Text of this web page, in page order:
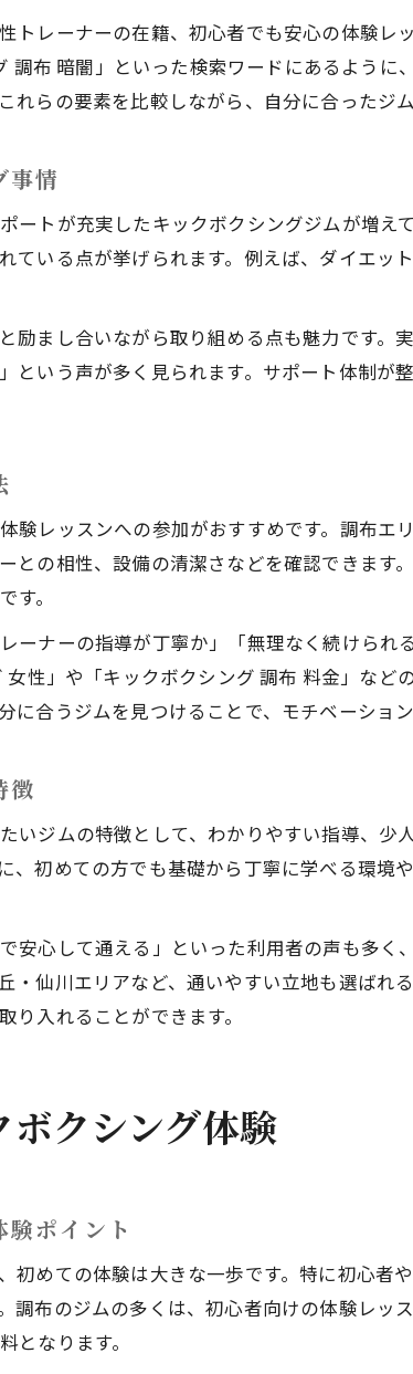
近くで始めるキックボクシングの利便性
ヶ丘や仙川も通えるキックボクシング情報
数で楽しむキックボクシング習慣
制のキックボクシングで安心デビュー
体験できる暗闇キックボクシングの特徴
アップにおすすめの暗闇キックボクシング
える調布のキックボクシング選び方
女性も通いやすいキックボクシング選び
無理なく続けるキックボクシングのコツ
女性におすすめのキックボクシング選定法
トレーナーの在籍、初心者でも安心の体験レ
布 暗闇」といった検索ワードにあるように
れらの要素を比較しながら、自分に合ったジ
事情
ートが充実したキックボクシングジムが増え
ている点が挙げられます。例えば、ダイエッ
励まし合いながら取り組める点も魅力です。
という声が多く見られます。サポート体制が
験レッスンへの参加がおすすめです。調布エ
との相性、設備の清潔さなどを確認できます
。
ーナーの指導が丁寧か」「無理なく続けられ
性」や「キックボクシング 調布 料金」など
に合うジムを見つけることで、モチベーショ
徴
いジムの特徴として、わかりやすい指導、少
、初めての方でも基礎から丁寧に学べる環境
安心して通える」といった利用者の声も多
・仙川エリアなど、通いやすい立地も選ばれ
入れることができます。
クシング体験
ポイント
初めての体験は大きな一歩です。特に初心者
調布のジムの多くは、初心者向けの体験レッ
となります。